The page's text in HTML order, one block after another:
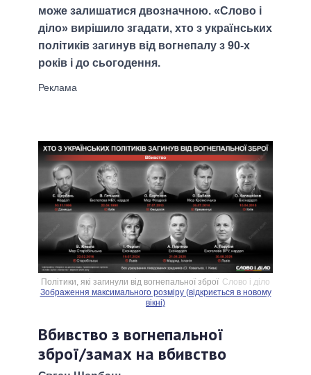
може залишатися двозначною. «Слово і
діло» вирішило згадати, хто з українських
політиків загинув від вогнепалу з 90-х
років і до сьогодення.
Політики, які загинули від вогнепальної зброї Слово і діло
Зображення максимального розміру (відкриється в новому
вікні)
Вбивство з вогнепальної
зброї/замах на вбивство